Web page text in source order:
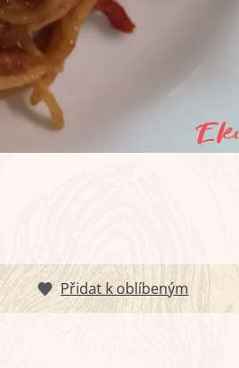
Přidat k oblíbeným